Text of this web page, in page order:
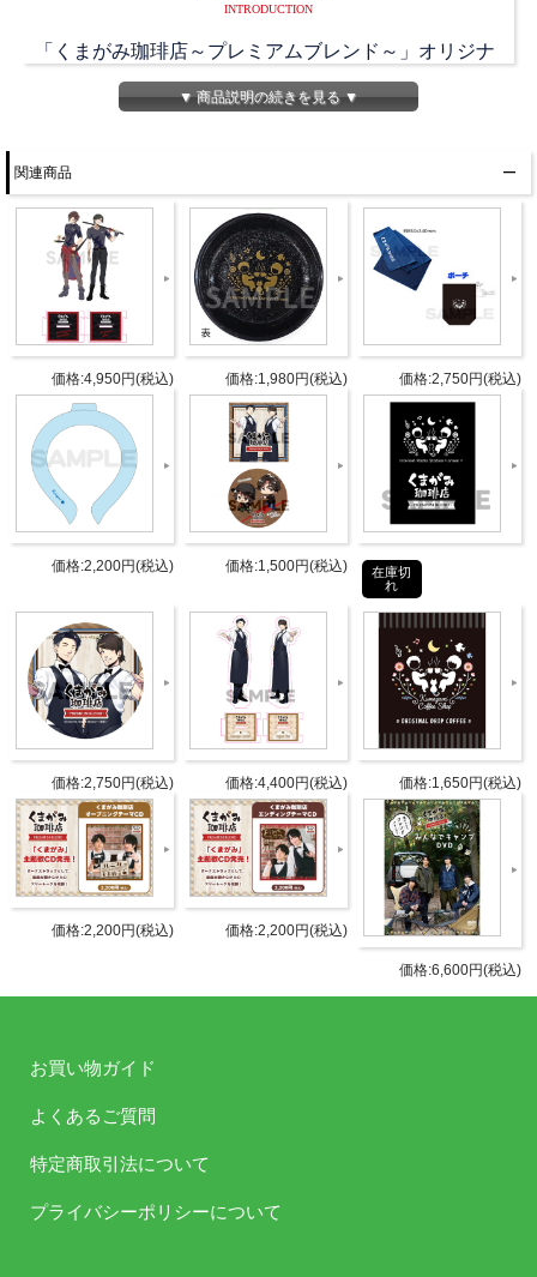
INTRODUCTION
「くまがみ珈琲店～プレミアムブレンド～」オリジナ
ルグッズ発売！
マグカップでおなじみのオシャレなデザインがプリン
部屋で寛いだり、ちょっとしたお出かけに最適なゆっ
たりサイズ。
▼ 商品説明の続きを見る ▼
関連商品
価格:4,950円(税込) 価格:1,980円(税込) 価格:2,750円(税込)
価格:2,200円(税込) 価格:1,500円(税込)
在庫切
れ
価格:2,750円(税込) 価格:4,400円(税込) 価格:1,650円(税込)
価格:2,200円(税込) 価格:2,200円(税込)
価格:6,600円(税込)
お買い物ガイド
よくあるご質問
特定商取引法について
プライバシーポリシーについて